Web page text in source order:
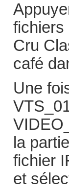
fichiers
Cru
café
Une
la
fichier
et